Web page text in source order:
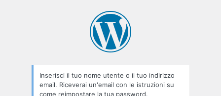
Inserisci il tuo nome utente o il tuo indirizzo
email. Riceverai un'email con le istruzioni su
come reimpostare la tua password.